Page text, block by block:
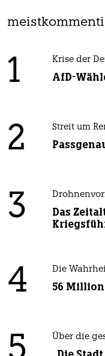
1 Krise der
AfD-
2 Streit um
3
Das
4 Die
56
Über die